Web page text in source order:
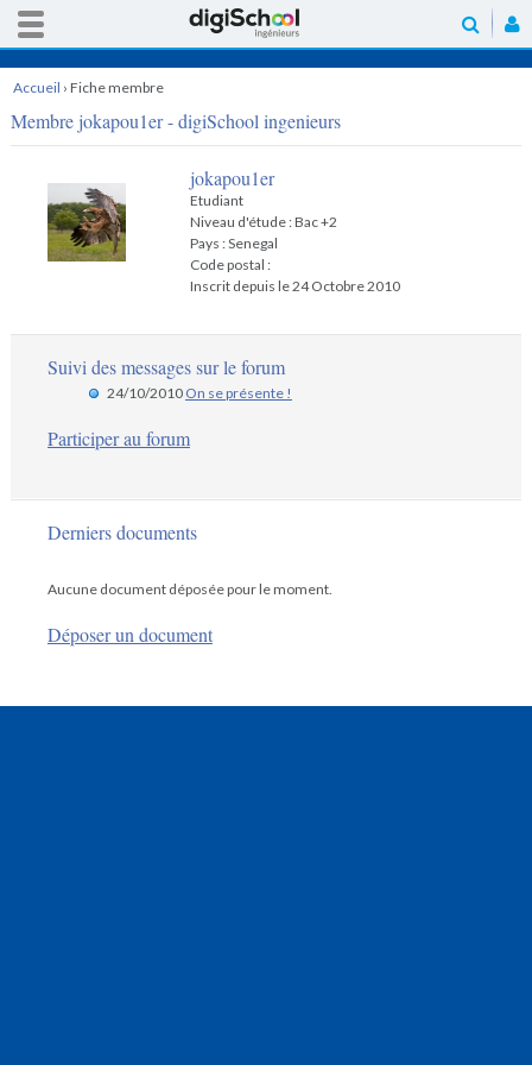
Accueil › Fiche membre
Membre jokapou1er - digiSchool ingenieurs
jokapou1er
Etudiant
Niveau d'étude : Bac +2
Pays : Senegal
Code postal :
Inscrit depuis le 24 Octobre 2010
Suivi des messages sur le forum
24/10/2010 On se présente !
Participer au forum
Derniers documents
Aucune document déposée pour le moment.
Déposer un document